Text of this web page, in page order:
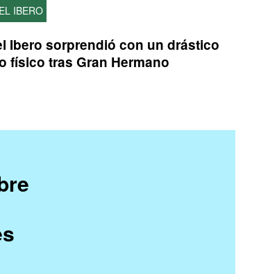
IBERO
Ibero sorprendió con un drástico
físico tras Gran Hermano